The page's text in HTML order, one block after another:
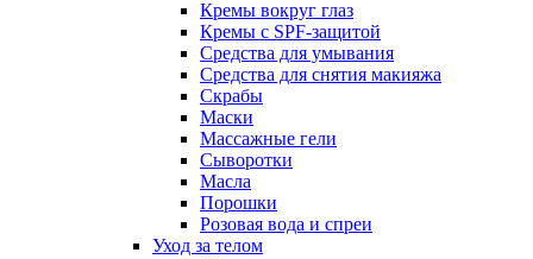
Кремы вокруг глаз
Кремы с SPF-защитой
Средства для умывания
Средства для снятия макияжа
Скрабы
Маски
Массажные гели
Сыворотки
Масла
Порошки
Розовая вода и спреи
Уход за телом